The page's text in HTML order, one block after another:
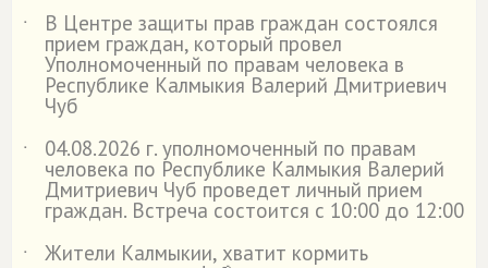
˙
В Центре защиты прав граждан состоялся
прием граждан, который провел
Уполномоченный по правам человека в
Республике Калмыкия Валерий Дмитриевич
Чуб
˙
04.08.2026 г. уполномоченный по правам
человека по Республике Калмыкия Валерий
Дмитриевич Чуб проведет личный прием
граждан. Встреча состоится с 10:00 до 12:00
˙
Жители Калмыкии, хватит кормить